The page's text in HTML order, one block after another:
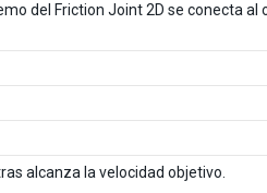
del Friction Joint 2D se conecta al
alcanza la velocidad objetivo.